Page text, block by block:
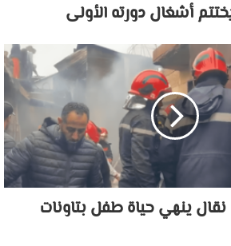
أشغال دورته الأولى
ينهي حياة طفل بتاونات